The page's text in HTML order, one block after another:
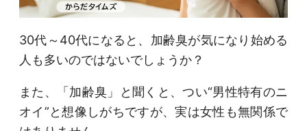
30代～40代になると、加齢臭が気になり始める
人も多いのではないでしょうか？
また、「加齢臭」と聞くと、つい“男性特有のニ
オイ”と想像しがちですが、実は女性も無関係で